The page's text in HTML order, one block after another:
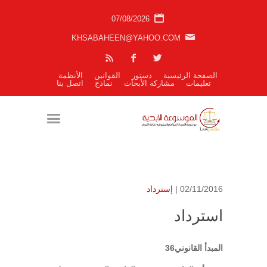
07/08/2026
KHSABAHEEN@YAHOO.COM
الصفحة الرئيسية دستور القوانين
الأنظمة
تعليمات
مشاركة الأبحاث نماذج اتصل بنا
02/11/2016 | إسترداد
استرداد
المبدأ القانوني36